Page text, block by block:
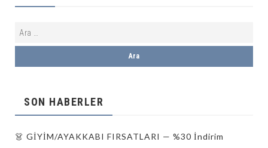
SON HABERLER
👗 GİYİM/AYAKKABI FIRSATLARI — %30 İndirim